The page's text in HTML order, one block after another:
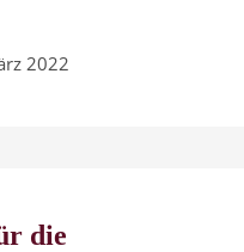
2022
die